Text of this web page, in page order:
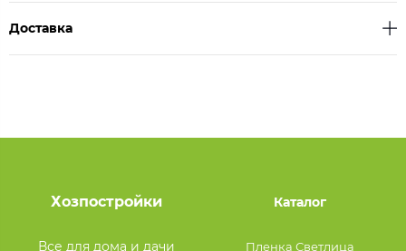
Доставка
Хозпостройки
Все для дома и дачи
Каталог
Пленка Светлица